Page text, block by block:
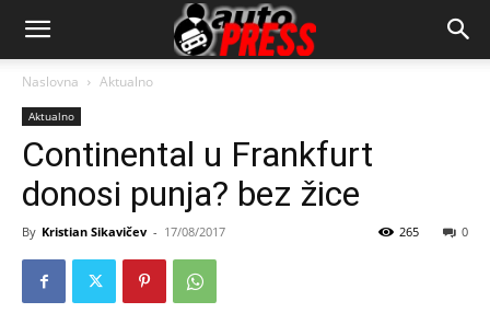
AutopressHR
Naslovna Aktualno
Aktualno
Continental u Frankfurt
donosi punja? bez žice
By Kristian Sikavičev - 17/08/2017 0
265